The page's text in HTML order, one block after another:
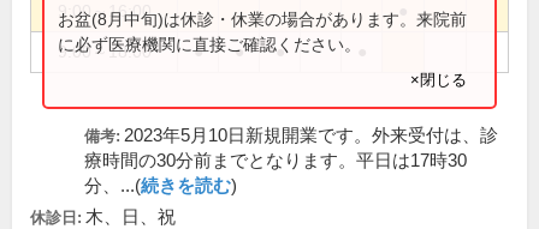
9:00～16:00
9:00～18:00 ● ● ●
お盆(8月中旬)は休診・休業の場合があります。来院前
に必ず医療機関に直接ご確認ください。
×閉じる
備考: 2023年5月10日新規開業です。外来受付は、診
療時間の30分前までとなります。平日は17時30
分、...(続きを読む)
休診日: 木、日、祝